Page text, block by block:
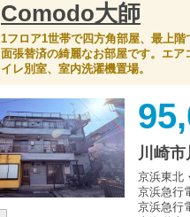
Comodo大師
1フロア1世帯で四方角部屋、最上
面張替済の綺麗なお部屋です。エ
イレ別室、室内洗濯機置場。
川崎市
京浜東北
京浜急行
京浜急行